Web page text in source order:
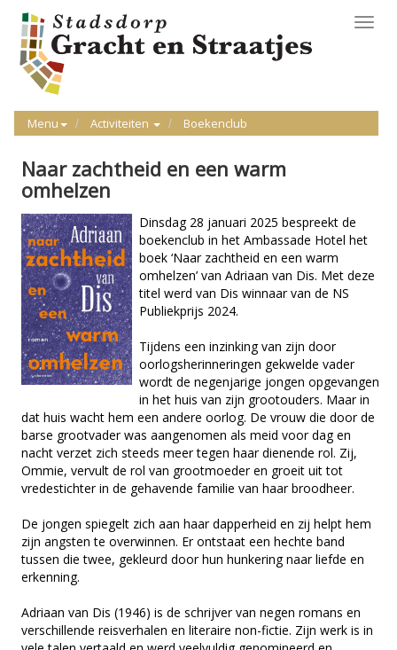
Menu Activiteiten Boekenclub
Naar zachtheid en een warm
omhelzen
Dinsdag 28 januari 2025 bespreekt de
boekenclub in het Ambassade Hotel het
boek ‘Naar zachtheid en een warm
omhelzen’ van Adriaan van Dis. Met deze
titel werd van Dis winnaar van de NS
Publiekprijs 2024.
Tijdens een inzinking van zijn door
oorlogsherinneringen gekwelde vader
wordt de negenjarige jongen opgevangen
in het huis van zijn grootouders. Maar in
dat huis wacht hem een andere oorlog. De vrouw die door de
barse grootvader was aangenomen als meid voor dag en
nacht verzet zich steeds meer tegen haar dienende rol. Zij,
Ommie, vervult de rol van grootmoeder en groeit uit tot
vredestichter in de gehavende familie van haar broodheer.
De jongen spiegelt zich aan haar dapperheid en zij helpt hem
zijn angsten te overwinnen. Er ontstaat een hechte band
tussen die twee, gekleurd door hun hunkering naar liefde en
erkenning.
Adriaan van Dis (1946) is de schrijver van negen romans en
verschillende reisverhalen en literaire non-fictie. Zijn werk is in